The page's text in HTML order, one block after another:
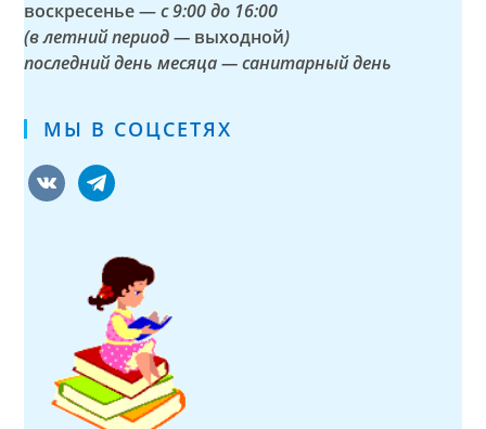
воскресенье —с 9:00 до 16:00
(в летний период — выходной)
последний день месяца — санитарный день
МЫ В СОЦСЕТЯХ
vkontaktetelegram